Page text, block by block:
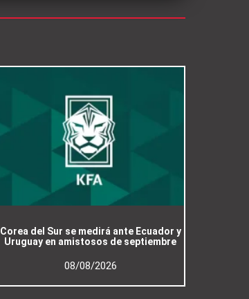
Corea del Sur se medirá ante Ecuador y
Uruguay en amistosos de septiembre
08/08/2026